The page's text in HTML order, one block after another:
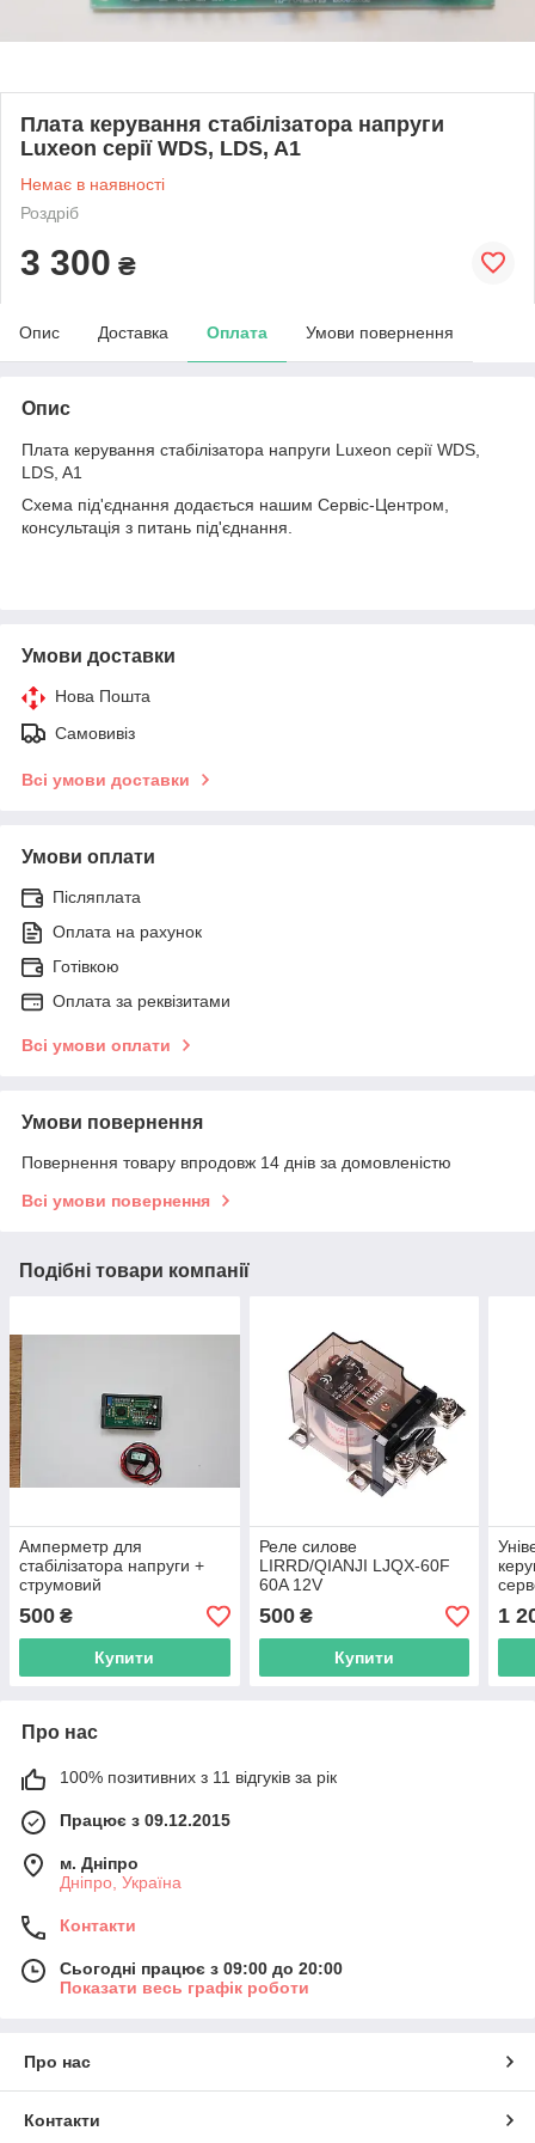
Плата керування стабілізатора напруги
Luxeon серії WDS, LDS, A1
Немає в наявності
Роздріб
3 300 ₴
Опис Доставка Оплата Умови повернення
Опис
Плата керування стабілізатора напруги Luxeon серії WDS,
LDS, A1
Схема під'єднання додається нашим Сервіс-Центром,
консультація з питань під'єднання.
Умови доставки
Нова Пошта
Самовивіз
Всі умови доставки
Умови оплати
Післяплата
Оплата на рахунок
Готівкою
Оплата за реквізитами
Всі умови оплати
Умови повернення
Повернення товару впродовж 14 днів за домовленістю
Всі умови повернення
Подібні товари компанії
Амперметр для
стабілізатора напруги +
струмовий
трансформатор
500 ₴
Купити
Реле силове
LIRRD/QIANJI LJQX-60F
60A 12V
500₴
Купити
1
Про нас
100% позитивних з 11 відгуків за рік
Працює з 09.12.2015
м. Дніпро
Дніпро, Україна
Контакти
Сьогодні працює з 09:00 до 20:00
Показати весь графік роботи
Про нас
Контакти